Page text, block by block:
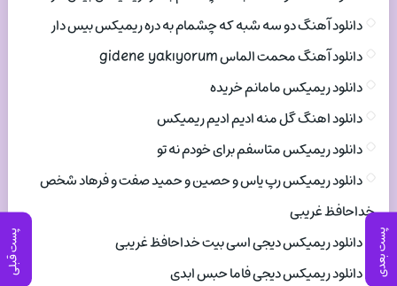
پست بعدی پست قبلی
دانلود آهنگ دو سه شبه که چشمام به دره ریمیکس بیس دار
دانلود آهنگ محمت الماس gidene yakıyorum
دانلود ریمیکس مامانم خریده
دانلود اهنگ گل منه ادیم ادیم ریمیکس
دانلود ریمیکس متاسفم برای خودم نه تو
دانلود ریمیکس رپ یاس و حصین و حمید صفت و فرهاد شخص
خداحافظ غریبی
دانلود ریمیکس دیجی اسی بیت خداحافظ غریبی
دانلود ریمیکس دیجی فاما حبس ابدی